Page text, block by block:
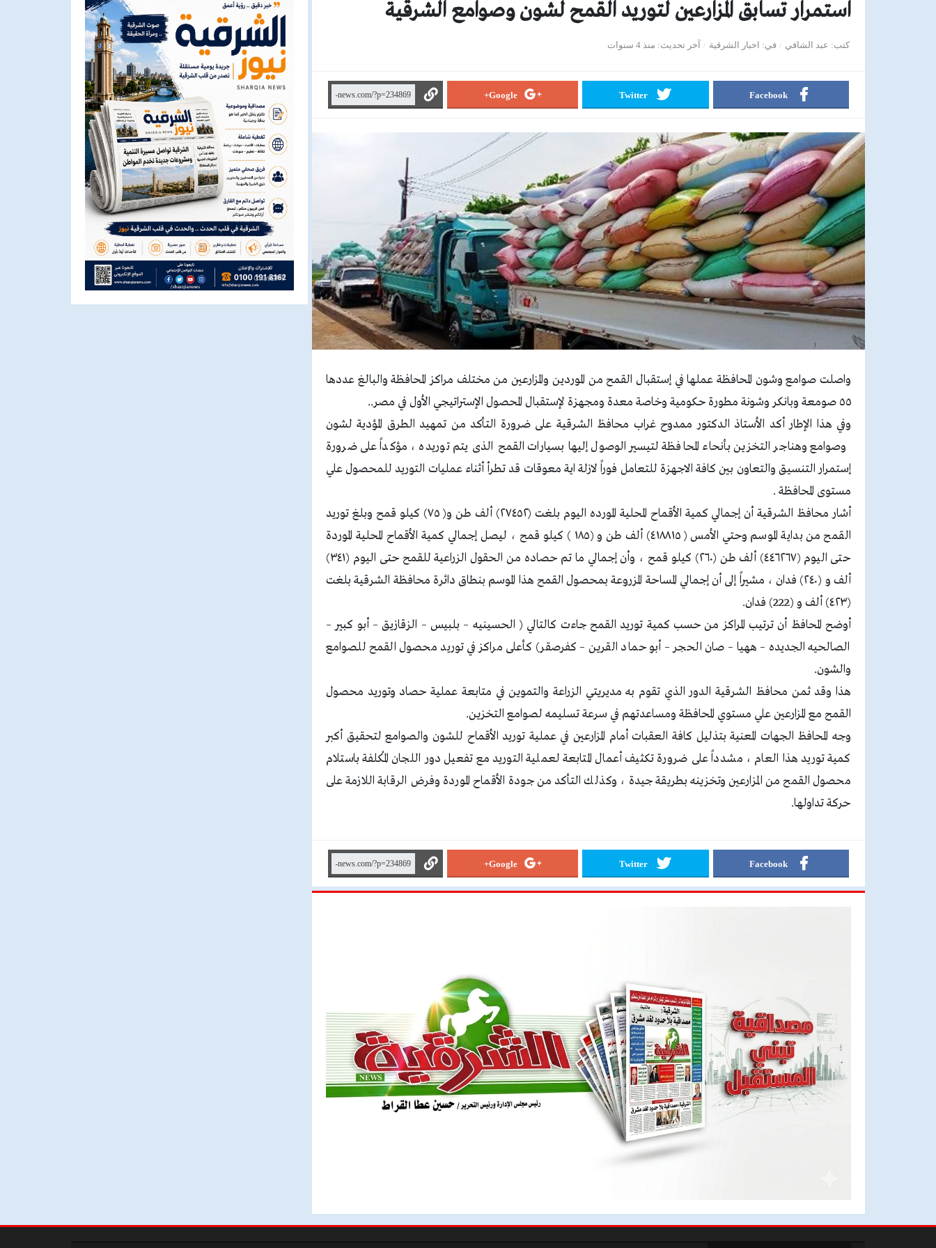
استمرار تسابق المزارعين لتوريد القمح لشون وصوامع الشرقية
كتب عبد الشافي في اخبار الشرقية آخر تحديث منذ 4 سنوات
Facebook
Twitter
Google+
واصلت صوامع وشون المحافظة عملها في إستقبال القمح من الموردين والمزارعين من مختلف مراكز المحافظة والبالغ عددها
٥٥ صومعة وبانكر وشونة مطورة حكومية وخاصة معدة ومجهزة لإستقبال المحصول الإستراتيجي الأول في مصر..
وفي هذا الإطار أكد الأستاذ الدكتور ممدوح غراب محافظ الشرقية على ضرورة التأكد من تمهيد الطرق المؤدية لشون
وصوامع وهناجر التخزين بأنحاء المحافظة لتيسير الوصول إليها بسيارات القمح الذى يتم توريده ، مؤكداً على ضرورة
إستمرار التنسيق والتعاون بين كافة الاجهزة للتعامل فوراً لازلة اية معوقات قد تطرأ أثناء عمليات التوريد للمحصول علي
مستوى المحافظة .
أشار محافظ الشرقية أن إجمالي كمية الأقماح المحلية المورده اليوم بلغت (٢٧٤٥٢) ألف طن و( ٧٥) كيلو قمح وبلغ توريد
القمح من بداية الموسم وحتي الأمس ( ٤١٨٨١٥) ألف طن و (١٨٥ ) كيلو قمح ، ليصل إجمالي كمية الأقماح المحلية الموردة
حتى اليوم (٤٤٦٢٦٧) ألف طن (٢٦٠) كيلو قمح ، وأن إجمالي ما تم حصاده من الحقول الزراعية للقمح حتى اليوم (٣٤١)
ألف و (٢٤٠) فدان ، مشيراً إلى أن إجمالي المساحة المزروعة بمحصول القمح هذا الموسم بنطاق دائرة محافظة الشرقية بلغت
(٤٢٣) ألف و (222) فدان.
أوضح المحافظ أن ترتيب المراكز من حسب كمية توريد القمح جاءت كالتالي ( الحسينيه – بلبيس – الزقازيق – أبو كبير –
الصالحيه الجديده – ههيا – صان الحجر – أبو حماد القرين – كفرصقر) كأعلى مراكز في توريد محصول القمح للصوامع
والشون.
هذا وقد ثمن محافظ الشرقية الدور الذي تقوم به مديريتي الزراعة والتموين في متابعة عملية حصاد وتوريد محصول
القمح مع المزارعين علي مستوي المحافظة ومساعدتهم في سرعة تسليمه لصوامع التخزين.
وجه المحافظ الجهات المعنية بتذليل كافة العقبات أمام المزارعين في عملية توريد الأقماح للشون والصوامع لتحقيق أكبر
كمية توريد هذا العام ، مشدداً على ضرورة تكثيف أعمال المتابعة لعملية التوريد مع تفعيل دور اللجان المُكلفة باستلام
محصول القمح من المزارعين وتخزينه بطريقة جيدة ، وكذلك التأكد من جودة الأقماح الموردة وفرض الرقابة اللازمة على
حركة تداولها.
Facebook
Twitter
Google+